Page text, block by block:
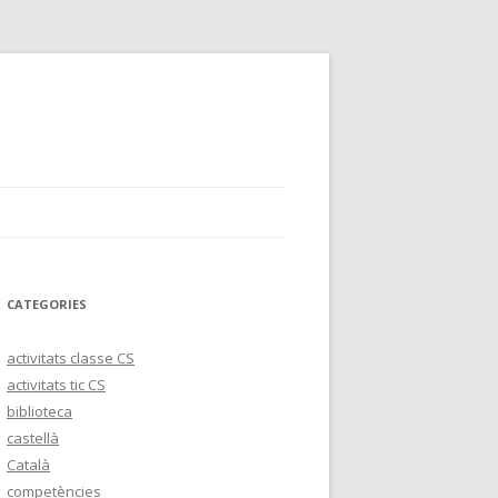
CATEGORIES
activitats classe CS
activitats tic CS
biblioteca
castellà
Català
competències